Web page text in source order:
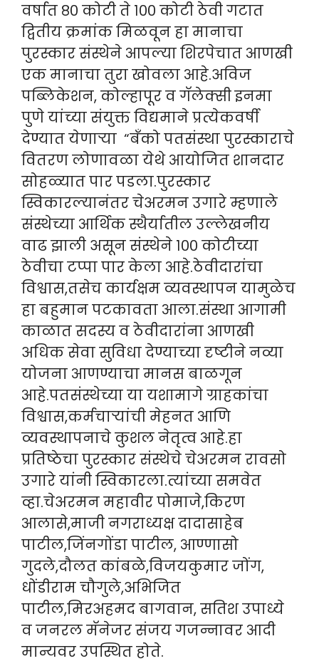
वर्षात ८० कोटी ते १०० कोटी ठेवी गटात
द्वितीय क्रमांक मिळवून हा मानाचा
पुरस्कार संस्थेने आपल्या शिरपेचात आणखी
एक मानाचा तुरा खोवला आहे.अविज
पब्लिकेशन, कोल्हापूर व गॅलेक्सी इनमा
पुणे यांच्या संयुक्त विद्यमाने प्रत्येकवर्षी
देण्यात येणाऱ्या “बँको पतसंस्था पुरस्काराचे
वितरण लोणावळा येथे आयोजित शानदार
सोहळ्यात पार पडला.पुरस्कार
स्विकारल्यानंतर चेअरमन उगारे म्हणाले
संस्थेच्या आर्थिक स्थैर्यातील उल्लेखनीय
वाढ झाली असून संस्थेने १०० कोटीच्या
ठेवीचा टप्पा पार केला आहे.ठेवीदारांचा
विश्वास,तसेच कार्यक्षम व्यवस्थापन यामुळेच
हा बहुमान पटकावता आला.संस्था आगामी
काळात सदस्य व ठेवीदारांना आणखी
अधिक सेवा सुविधा देण्याच्या दृष्टीने नव्या
योजना आणण्याचा मानस बाळगून
आहे.पतसंस्थेच्या या यशामागे ग्राहकांचा
विश्वास,कर्मचाऱ्यांची मेहनत आणि
व्यवस्थापनाचे कुशल नेतृत्व आहे.हा
प्रतिष्ठेचा पुरस्कार संस्थेचे चेअरमन रावसो
उगारे यांनी स्विकारला.त्यांच्या समवेत
व्हा.चेअरमन महावीर पोमाजे,किरण
आलासे,माजी नगराध्यक्ष दादासाहेब
पाटील,जिंनगोंडा पाटील, आण्णासो
गुदले,दौलत कांबळे,विजयकुमार जोंग,
धोंडीराम चौगुले,अभिजित
पाटील,मिरअहमद बागवान, सतिश उपाध्ये
व जनरल मॅनेजर संजय गजन्नावर आदी
मान्यवर उपस्थित होते.